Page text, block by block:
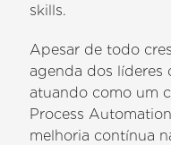
skills.
Apesar de todo
agenda dos líderes
atuando como um
Process
melhoria contínua